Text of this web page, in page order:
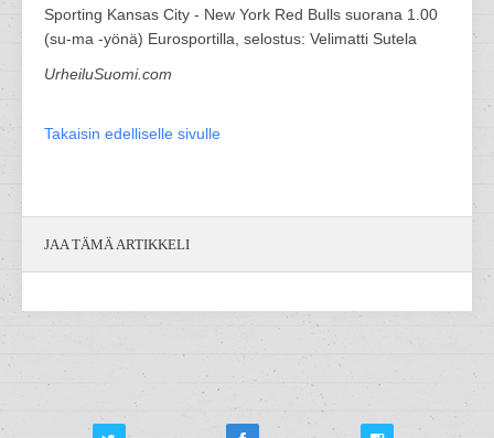
Sporting Kansas City - New York Red Bulls suorana 1.00
(su-ma -yönä) Eurosportilla, selostus: Velimatti Sutela
UrheiluSuomi.com
Takaisin edelliselle sivulle
JAA TÄMÄ ARTIKKELI